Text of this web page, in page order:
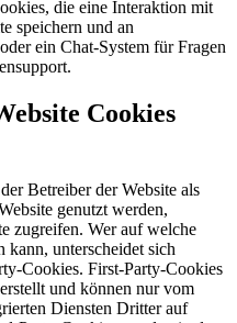
die eine Interaktion mit
speichern und an
ein Chat-System für Fragen
Cookies
Betreiber der Website als
genutzt werden,
zugreifen. Wer auf welche
kann, unterscheidet sich
Cookies. First-Party-Cookies
und können nur vom
Diensten Dritter auf